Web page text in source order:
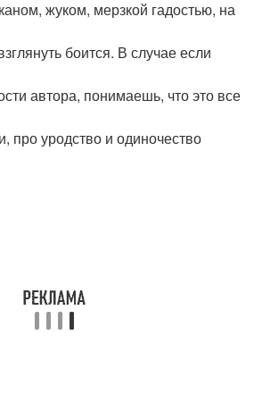
жуком, мерзкой гадостью, на
боится. В случае если
автора, понимаешь, что это все
про уродство и одиночество